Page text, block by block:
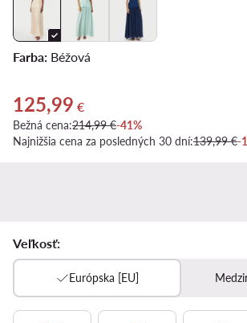
Farba: Béžová
Aktuálna cena 125,99 €
125,99 €
Bežná cena:214,99 €-41%
Najnižšia cena za posledných 30 dní:139,99 €-
Veľkosť:
Európska [EU]